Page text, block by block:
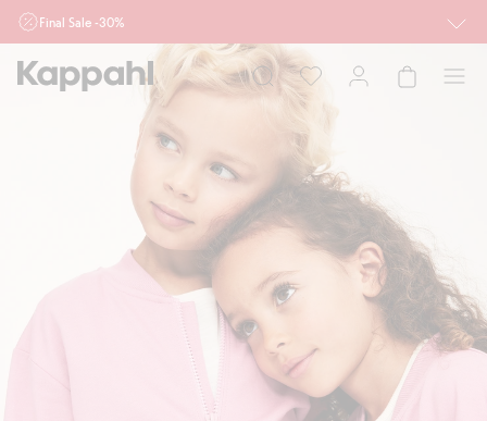
Final Sale -30%
Ważne przy zakupie min. 2 sztuk produktów włączonych w ofertę, również z
działu outlet do 10.8 w sklepach Kappahl i Newbie oraz na kappahl.com. Ofert
nie łączymy
Mężczyzna